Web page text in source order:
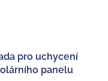
pro uchycení
panelu